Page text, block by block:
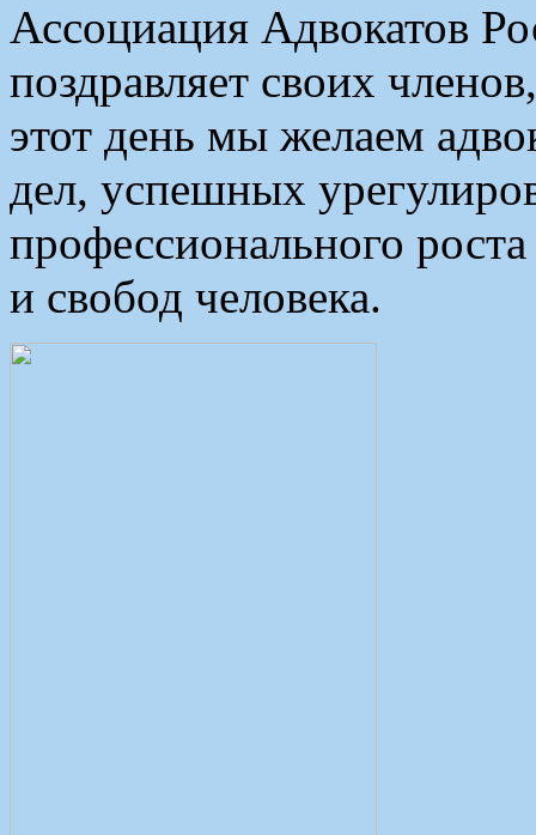
Ассоциация Адвокатов
поздравляет своих
этот день мы желаем
дел, успешных
профессионального
и свобод человека.